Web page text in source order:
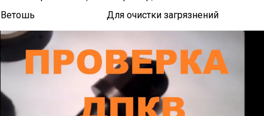
Ветошь
Для очистки загрязнений